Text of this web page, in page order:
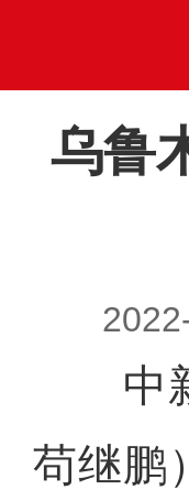
乌鲁
中新
苟继鹏